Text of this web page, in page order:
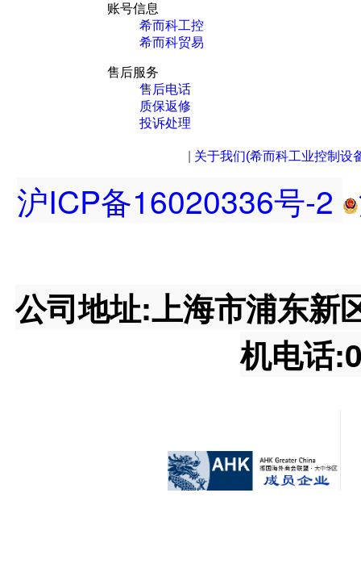
账号信息
希而科工控
希而科贸易
售后服务
售后电话
质保返修
投诉处理
关于我们(希而科工业控制设
沪ICP备16020336号-2
公司地址:上海市浦东新
机电话